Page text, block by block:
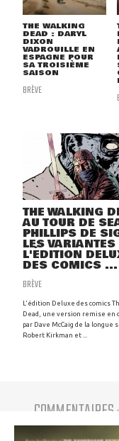
THE WALKING
DEAD : DARYL
DIXON
VADROUILLE EN
ESPAGNE POUR
SA TROISIÈME
SAISON
BRÈVE
THE WALKING
AU TOUR DE
PHILLIPS DE
LES VARIANTES
L'ÉDITION
DES COMICS ...
BRÈVE
L'édition Deluxe des comics
Dead, une version remise en
par Dave McCaig de la longue
Robert Kirkman et ...
COMMENTAIRES (